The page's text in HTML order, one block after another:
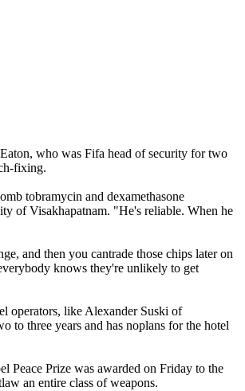
who was Fifa head of security for two
fixing.
tobramycin and dexamethasone
of Visakhapatnam. "He's reliable. When he
and then you cantrade those chips later on
knows they're unlikely to get
operators, like Alexander Suski of
to three years and has noplans for the hotel
Peace Prize was awarded on Friday to the
an entire class of weapons.